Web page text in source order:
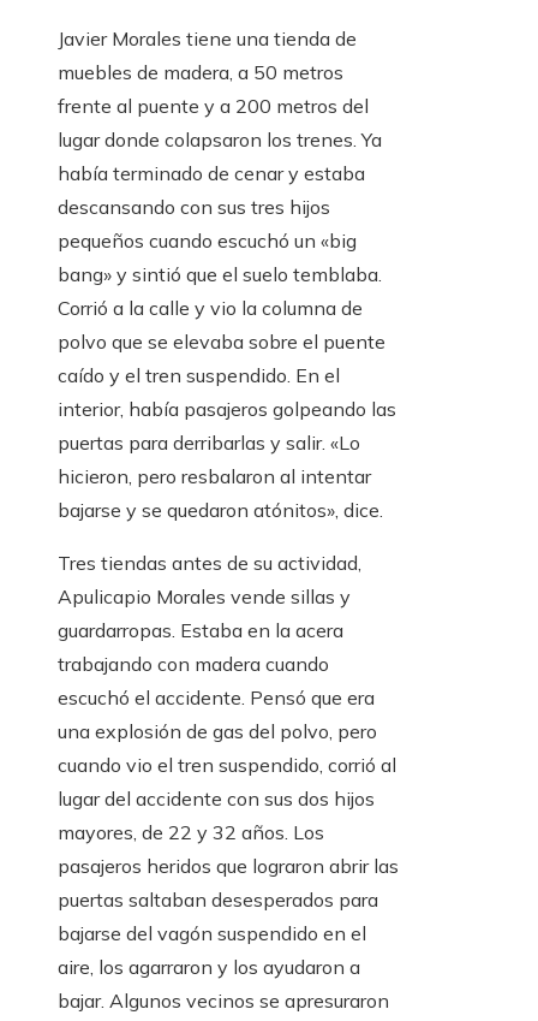
Javier Morales tiene una tienda de
muebles de madera, a 50 metros
frente al puente y a 200 metros del
lugar donde colapsaron los trenes. Ya
había terminado de cenar y estaba
descansando con sus tres hijos
pequeños cuando escuchó un «big
bang» y sintió que el suelo temblaba.
Corrió a la calle y vio la columna de
polvo que se elevaba sobre el puente
caído y el tren suspendido. En el
interior, había pasajeros golpeando las
puertas para derribarlas y salir. «Lo
hicieron, pero resbalaron al intentar
bajarse y se quedaron atónitos», dice.
Tres tiendas antes de su actividad,
Apulicapio Morales vende sillas y
guardarropas. Estaba en la acera
trabajando con madera cuando
escuchó el accidente. Pensó que era
una explosión de gas del polvo, pero
cuando vio el tren suspendido, corrió al
lugar del accidente con sus dos hijos
mayores, de 22 y 32 años. Los
pasajeros heridos que lograron abrir las
puertas saltaban desesperados para
bajarse del vagón suspendido en el
aire, los agarraron y los ayudaron a
bajar. Algunos vecinos se apresuraron